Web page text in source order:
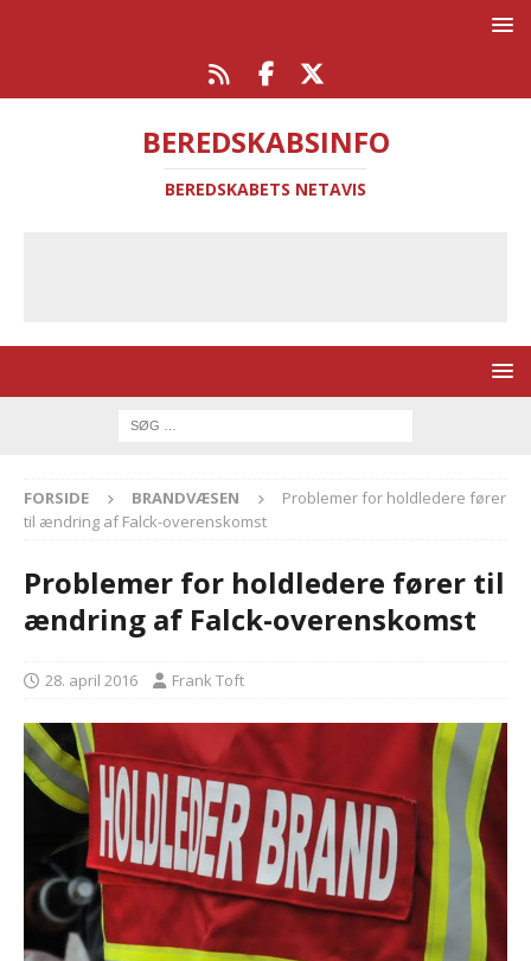
BEREDSKABSINFO
BEREDSKABETS NETAVIS
FORSIDE BRANDVÆSEN
Problemer for holdledere fører
til ændring af Falck-overenskomst
Problemer for holdledere fører til
ændring af Falck-overenskomst
28. april 2016 Frank Toft